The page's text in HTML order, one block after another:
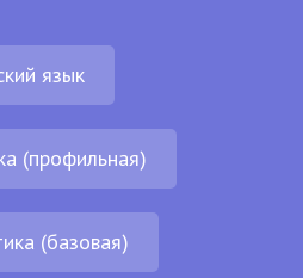
язык
(профильная)
(базовая)